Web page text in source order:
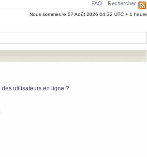
FAQ Rechercher
Nous sommes le 07 Août 2026 04:32 UTC + 1 heure
des utilisateurs en ligne ?